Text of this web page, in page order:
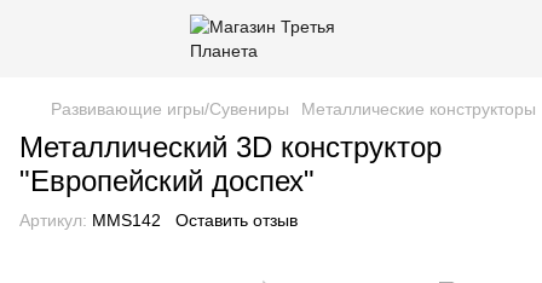
Развивающие игры/Сувениры Металлические
Металлический 3D конструктор
"Европейский доспех"
Артикул: MMS142 Оставить отзыв